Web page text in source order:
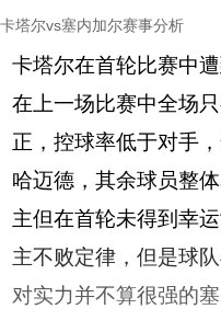
卡塔尔vs塞内加尔赛事分析
卡塔尔在首轮比赛中
在上一场比赛中全场
正，控球率低于对手
哈迈德，其余球员整
主但在首轮未得到幸
主不败定律，但是球
对实力并不算很强的